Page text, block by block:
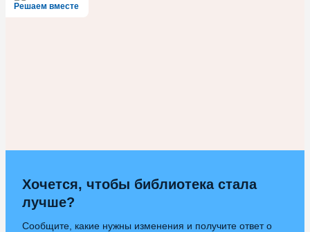
Решаем вместе
Хочется, чтобы библиотека стала
лучше?
Сообщите, какие нужны изменения и получите ответ о